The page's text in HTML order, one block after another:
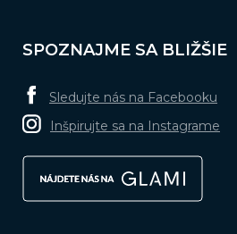
SPOZNAJME SA BLIŽŠIE
Sledujte nás na Facebooku
Inšpirujte sa na Instagrame